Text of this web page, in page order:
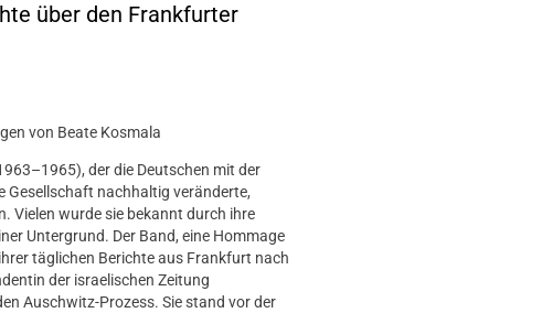
über den Frankfurter
von Beate Kosmala
der die Deutschen mit der
nachhaltig veränderte,
Vielen wurde sie bekannt durch ihre
Untergrund. Der Band, eine Hommage
täglichen Berichte aus Frankfurt nach
der israelischen Zeitung
Auschwitz-Prozess. Sie stand vor der